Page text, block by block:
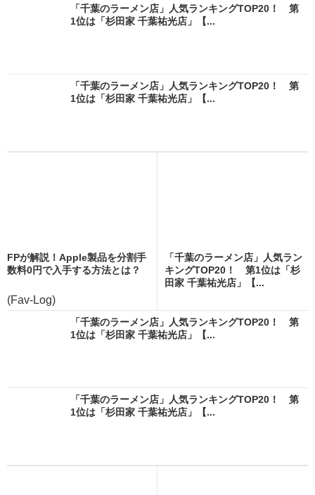
「千葉のラーメン店」人気ランキングTOP20！ 第
1位は「杉田家 千葉祐光店」【...
「千葉のラーメン店」人気ランキングTOP20！ 第
1位は「杉田家 千葉祐光店」【...
FPが解説！Apple製品を分割手
数料0円で入手する方法とは？
(Fav-Log)
「千葉のラーメン店」人気ラン
キングTOP20！ 第1位は「杉
田家 千葉祐光店」【...
「千葉のラーメン店」人気ランキングTOP20！ 第
1位は「杉田家 千葉祐光店」【...
「千葉のラーメン店」人気ランキングTOP20！ 第
1位は「杉田家 千葉祐光店」【...